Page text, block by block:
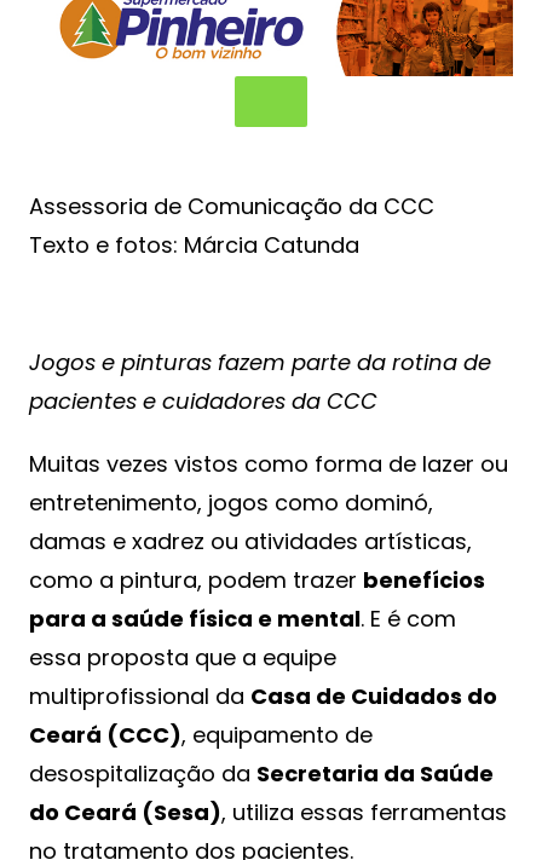
Assessoria de Comunicação da CCC
Texto e fotos: Márcia Catunda
Jogos e pinturas fazem parte da rotina de
pacientes e cuidadores da CCC
Muitas vezes vistos como forma de lazer ou
entretenimento, jogos como dominó,
damas e xadrez ou atividades artísticas,
como a pintura, podem trazer benefícios
para a saúde física e mental. E é com
essa proposta que a equipe
multiprofissional da Casa de Cuidados do
Ceará (CCC), equipamento de
desospitalização da Secretaria da Saúde
do Ceará (Sesa), utiliza essas ferramentas
no tratamento dos pacientes.